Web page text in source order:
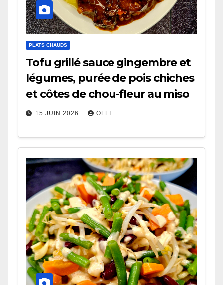
PLATS CHAUDS
Tofu grillé sauce gingembre et
légumes, purée de pois chiches
et côtes de chou-fleur au miso
15 JUIN 2026 OLLI